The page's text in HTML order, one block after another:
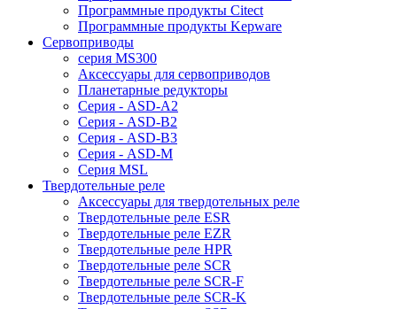
Программные продукты Citect
Программные продукты Kepware
Сервоприводы
серия MS300
Аксессуары для сервоприводов
Планетарные редукторы
Серия - ASD-A2
Серия - ASD-B2
Серия - ASD-B3
Серия - ASD-M
Серия MSL
Твердотельные реле
Аксессуары для твердотельных реле
Твердотельные реле ESR
Твердотельные реле EZR
Твердотельные реле HPR
Твердотельные реле SCR
Твердотельные реле SCR-F
Твердотельные реле SCR-K